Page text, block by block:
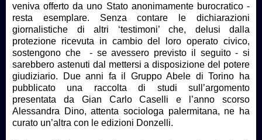
veniva offerto da uno Stato anonimamente burocratico -
resta esemplare. Senza contare le dichiarazioni
giornalistiche di altri ‘testimoni’ che, delusi dalla
protezione ricevuta in cambio del loro operato civico,
sostengono che - se avessero previsto il seguito - si
sarebbero astenuti dal mettersi a disposizione del potere
giudiziario. Due anni fa il Gruppo Abele di Torino ha
pubblicato una raccolta di studi sull’argomento
presentata da Gian Carlo Caselli e l’anno scorso
Alessandra Dino, attenta sociologa palermitana, ne ha
curato un’altra con le edizioni Donzelli.